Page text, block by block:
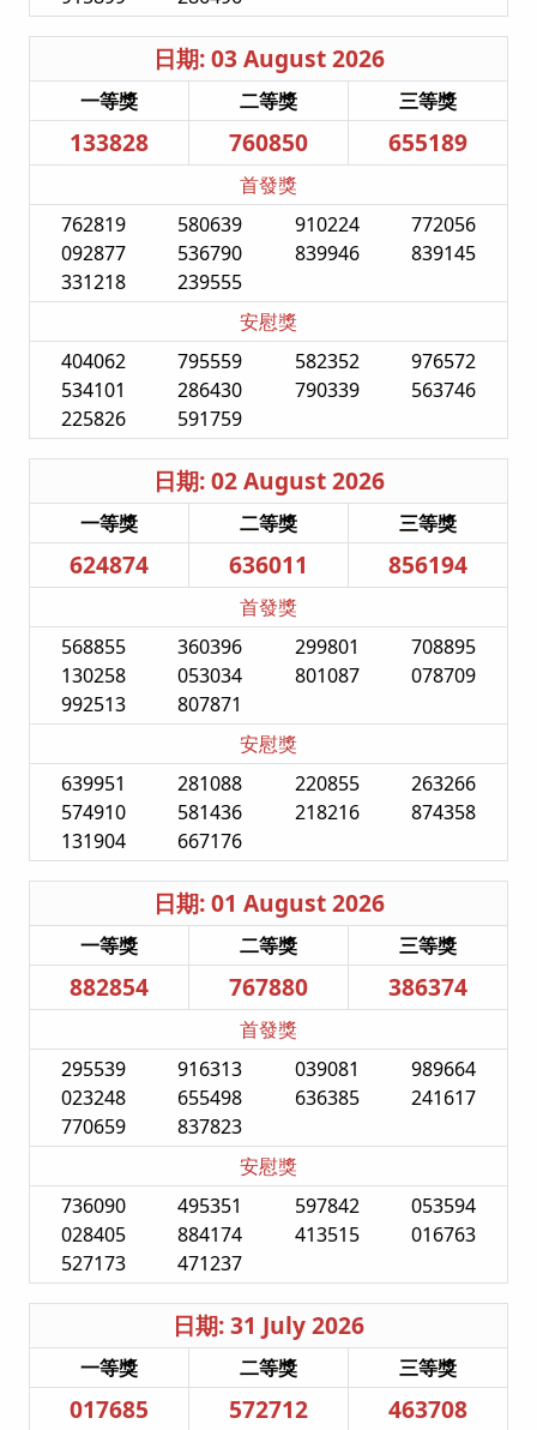
日期: 03 August 2026
一等獎 二等獎 三等獎
133828 760850 655189
首發獎
762819
580639 910224
772056
092877
536790 839946
839145
331218
239555
安慰獎
404062
795559 582352
976572
534101
286430 790339
563746
225826
591759
日期: 02 August 2026
一等獎 二等獎 三等獎
624874 636011 856194
首發獎
568855
360396 299801
708895
130258
053034 801087
078709
992513
807871
安慰獎
639951
281088 220855
263266
574910
581436 218216
874358
131904
667176
日期: 01 August 2026
一等獎 二等獎 三等獎
882854 767880 386374
首發獎
295539
916313 039081
989664
023248
655498 636385
241617
770659
837823
安慰獎
736090
495351 597842
053594
028405
884174 413515
016763
527173
471237
日期: 31 July 2026
一等獎 二等獎 三等獎
017685 572712 463708